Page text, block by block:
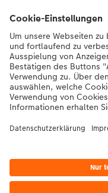
Die Migros
Bei Fragen zu Produkten
Montag bis Samstag von
20:00 Uhr
*Die Preise gelten inkl. MWST
Produkt
|AGB|